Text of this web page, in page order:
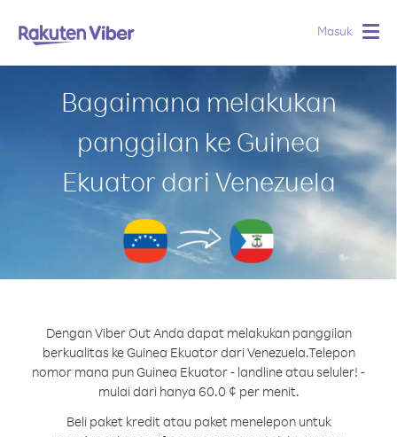
Masuk
Bagaimana melakukan
panggilan ke Guinea
Ekuator dari Venezuela
Dengan Viber Out Anda dapat melakukan panggilan
berkualitas ke Guinea Ekuator dari Venezuela.Telepon
nomor mana pun Guinea Ekuator - landline atau seluler! -
mulai dari hanya 60.0 ¢ per menit.
Beli paket kredit atau paket menelepon untuk